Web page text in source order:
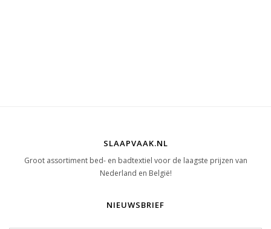
SLAAPVAAK.NL
Groot assortiment bed- en badtextiel voor de laagste prijzen van
Nederland en België!
NIEUWSBRIEF